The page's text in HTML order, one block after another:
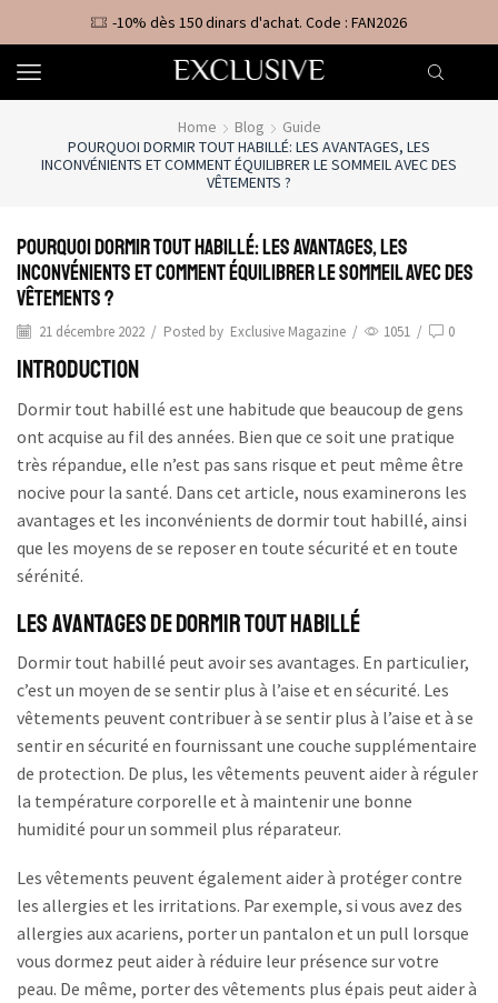
-10% dès 150 dinars d'achat. Code : FAN2026
Home Blog
Guide
POURQUOI DORMIR TOUT HABILLÉ: LES AVANTAGES, LES
INCONVÉNIENTS ET COMMENT ÉQUILIBRER LE SOMMEIL AVEC DES
VÊTEMENTS ?
Pourquoi Dormir Tout Habillé: Les Avantages, Les
Inconvénients et Comment Équilibrer le Sommeil avec des
Vêtements ?
21 décembre 2022 / Posted by Exclusive Magazine / 1051 / 0
Introduction
Dormir tout habillé est une habitude que beaucoup de gens
ont acquise au fil des années. Bien que ce soit une pratique
très répandue, elle n’est pas sans risque et peut même être
nocive pour la santé. Dans cet article, nous examinerons les
avantages et les inconvénients de dormir tout habillé, ainsi
que les moyens de se reposer en toute sécurité et en toute
sérénité.
Les Avantages de Dormir Tout Habillé
Dormir tout habillé peut avoir ses avantages. En particulier,
c’est un moyen de se sentir plus à l’aise et en sécurité. Les
vêtements peuvent contribuer à se sentir plus à l’aise et à se
sentir en sécurité en fournissant une couche supplémentaire
de protection. De plus, les vêtements peuvent aider à réguler
la température corporelle et à maintenir une bonne
humidité pour un sommeil plus réparateur.
Les vêtements peuvent également aider à protéger contre
les allergies et les irritations. Par exemple, si vous avez des
allergies aux acariens, porter un pantalon et un pull lorsque
vous dormez peut aider à réduire leur présence sur votre
peau. De même, porter des vêtements plus épais peut aider à